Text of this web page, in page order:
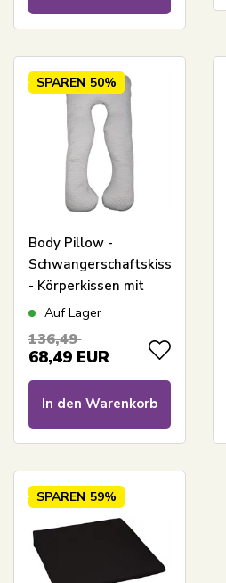
SPAREN 50%
Body Pillow -
Schwangerschaftskissen
- Körperkissen mit
weichem Bezug -
Kissen
Auf Lager
136,49
68,49 EUR
In den Warenkorb
SPAREN 59%